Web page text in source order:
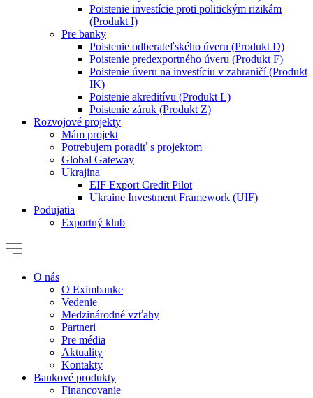
Poistenie investície proti politickým rizikám
(Produkt I)
Pre banky
Poistenie odberateľského úveru (Produkt D)
Poistenie predexportného úveru (Produkt F)
Poistenie úveru na investíciu v zahraničí (Produkt
IK)
Poistenie akreditívu (Produkt L)
Poistenie záruk (Produkt Z)
Rozvojové projekty
Mám projekt
Potrebujem poradiť s projektom
Global Gateway
Ukrajina
EIF Export Credit Pilot
Ukraine Investment Framework (UIF)
Podujatia
Exportný klub
O nás
O Eximbanke
Vedenie
Medzinárodné vzťahy
Partneri
Pre média
Aktuality
Kontakty
Bankové produkty
Financovanie